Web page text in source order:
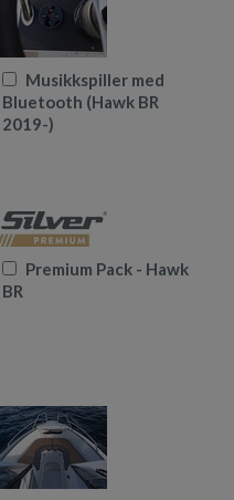
Musikkspiller med
Bluetooth (Hawk BR
2019-)
Premium Pack - Hawk
BR